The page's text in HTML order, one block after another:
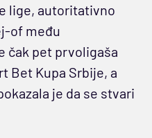
lige, autoritativno
of među
čak pet prvoligaša
Bet Kupa Srbije, a
je da se stvari